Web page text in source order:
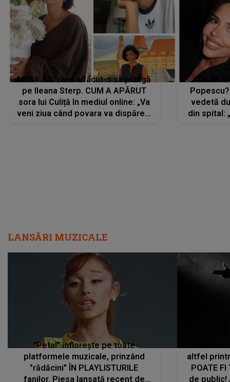
MESAJUL care a făcut-o să plângă
pe Ileana Sterp. CUM A APĂRUT
sora lui Culiță în mediul online: „Va
veni ziua când povara va dispărea,
vedetă
din spital:
LANSĂRI MUZICALE
"Petal" înflorește pe toate
platformele muzicale, prinzând
"rădăcini" ÎN PLAYLISTURILE
fanilor. Piesa lansată recent de
altfel
POATE FI
de public!